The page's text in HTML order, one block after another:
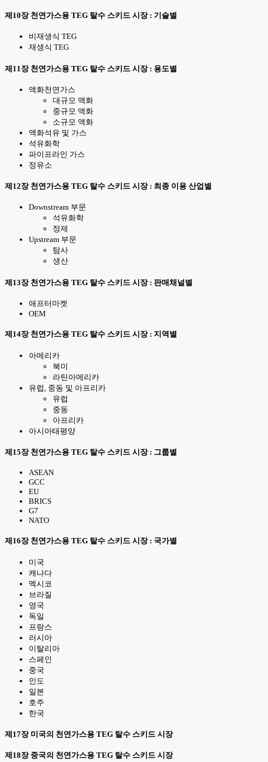
제10장 천연가스용 TEG 탈수 스키드 시장 : 기술별
비재생식 TEG
재생식 TEG
제11장 천연가스용 TEG 탈수 스키드 시장 : 용도별
액화천연가스
대규모 액화
중규모 액화
소규모 액화
액화석유 및 가스
석유화학
파이프라인 가스
정유소
제12장 천연가스용 TEG 탈수 스키드 시장 : 최종 이용 산업별
Downstream 부문
석유화학
정제
Upstream 부문
탐사
생산
제13장 천연가스용 TEG 탈수 스키드 시장 : 판매채널별
애프터마켓
OEM
제14장 천연가스용 TEG 탈수 스키드 시장 : 지역별
아메리카
북미
라틴아메리카
유럽, 중동 및 아프리카
유럽
중동
아프리카
아시아태평양
제15장 천연가스용 TEG 탈수 스키드 시장 : 그룹별
ASEAN
GCC
EU
BRICS
G7
NATO
제16장 천연가스용 TEG 탈수 스키드 시장 : 국가별
미국
캐나다
멕시코
브라질
영국
독일
프랑스
러시아
이탈리아
스페인
중국
인도
일본
호주
한국
제17장 미국의 천연가스용 TEG 탈수 스키드 시장
제18장 중국의 천연가스용 TEG 탈수 스키드 시장